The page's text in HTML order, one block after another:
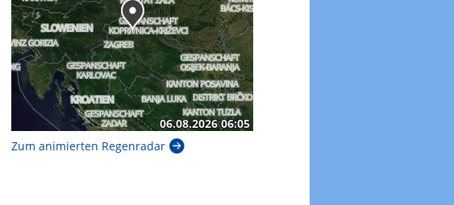
Zum animierten Regenradar